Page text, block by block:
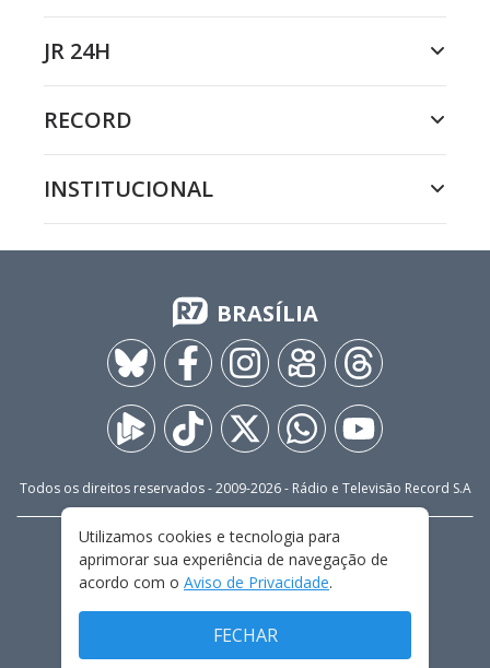
JR 24H
RECORD
INSTITUCIONAL
BRASÍLIA
Todos os direitos reservados - 2009-2026- Rádio e Televisão Record S.A
FALE CONOSCO
PRIVACIDADE
TERMOS E CONDIÇÕES DE USO
Utilizamos cookies e tecnologia para
aprimorar sua experiência de navegação de
acordo com o Aviso de Privacidade.
FECHAR